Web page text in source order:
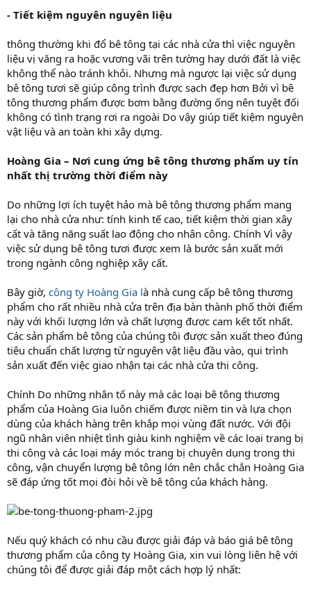
- Tiết kiệm nguyên nguyên liệu
thông thường khi đổ bê tông tại các nhà cửa thì việc nguyên
liệu vị văng ra hoặc vương vãi trên tường hay dưới đất là việc
không thể nào tránh khỏi. Nhưng mà ngược lại việc sử dụng
bê tông tươi sẽ giúp công trình được sạch đẹp hơn Bởi vì bê
tông thương phẩm được bơm bằng đường ống nên tuyệt đối
không có tình trạng rơi ra ngoài Do vậy giúp tiết kiệm nguyên
vật liệu và an toàn khi xây dựng.
Hoàng Gia – Nơi cung ứng bê tông thương phẩm uy tín
nhất thị trường thời điểm này
Do những lợi ích tuyệt hảo mà bê tông thương phẩm mang
lại cho nhà cửa như: tính kinh tế cao, tiết kiệm thời gian xây
cất và tăng năng suất lao động cho nhân công. Chính Vì vậy
việc sử dụng bê tông tươi được xem là bước sản xuất mới
trong ngành công nghiệp xây cất.
Bây giờ, công ty Hoàng Gia là nhà cung cấp bê tông thương
phẩm cho rất nhiều nhà cửa trên địa bàn thành phố thời điểm
này với khối lượng lớn và chất lượng được cam kết tốt nhất.
Các sản phẩm bê tông của chúng tôi được sản xuất theo đúng
tiêu chuẩn chất lượng từ nguyên vật liệu đầu vào, qui trình
sản xuất đến việc giao nhận tại các nhà cửa thi công.
Chính Do những nhân tố này mà các loại bê tông thương
phẩm của Hoàng Gia luôn chiếm được niềm tin và lựa chọn
dùng của khách hàng trên khắp mọi vùng đất nước. Với đội
ngũ nhân viên nhiệt tình giàu kinh nghiệm về các loại trang bị
thi công và các loại máy móc trang bị chuyên dụng trong thi
công, vận chuyển lượng bê tông lớn nên chắc chắn Hoàng Gia
sẽ đáp ứng tốt mọi đòi hỏi về bê tông của khách hàng.
Nếu quý khách có nhu cầu được giải đáp và báo giá bê tông
thương phẩm của công ty Hoàng Gia, xin vui lòng liên hệ với
chúng tôi để được giải đáp một cách hợp lý nhất: